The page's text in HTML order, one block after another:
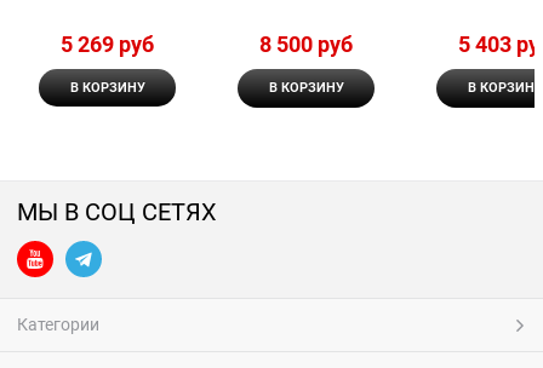
5 269 руб
В КОРЗИНУ
8 500 руб
В КОРЗИНУ
5 403
В КОРЗИНУ
МЫ В СОЦ СЕТЯХ
Категории